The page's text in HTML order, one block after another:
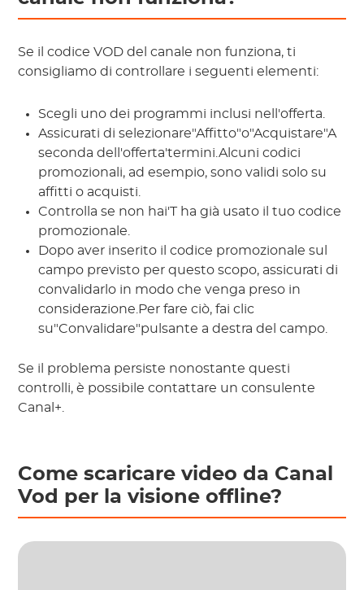
Se il codice VOD del canale non funziona, ti
consigliamo di controllare i seguenti elementi:
Scegli uno dei programmi inclusi nell'offerta.
Assicurati di selezionare"Affitto"o"Acquistare"A
seconda dell'offerta'termini.Alcuni codici
promozionali, ad esempio, sono validi solo su
affitti o acquisti.
Controlla se non hai'T ha già usato il tuo codice
promozionale.
Dopo aver inserito il codice promozionale sul
campo previsto per questo scopo, assicurati di
convalidarlo in modo che venga preso in
considerazione.Per fare ciò, fai clic
su"Convalidare"pulsante a destra del campo.
Se il problema persiste nonostante questi
controlli, è possibile contattare un consulente
Canal+.
Come scaricare video da Canal
Vod per la visione offline?